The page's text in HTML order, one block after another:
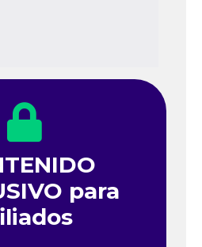
para